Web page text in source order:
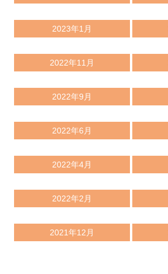
2023年1月
2022年11月
2022年9月
2022年6月
2022年4月
2022年2月
2021年12月